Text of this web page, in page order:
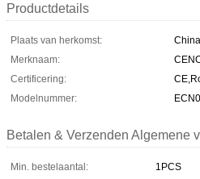
Productdetails
Plaats van herkomst:
China
Merknaam:
Certificering:
Modelnummer:
Betalen & Verzenden Algemene
Min. bestelaantal:
1PCS